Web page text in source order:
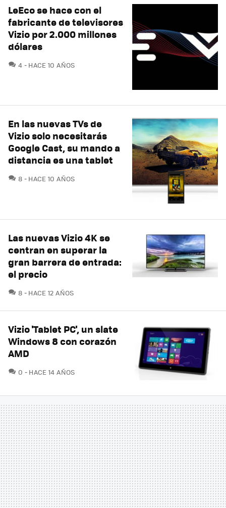
LeEco se hace con el
fabricante de televisores
Vizio por 2.000 millones
dólares
4 COMENTARIOS
HACE 10 AÑOS
En las nuevas TVs de
Vizio solo necesitarás
Google Cast, su mando a
distancia es una tablet
8 COMENTARIOS
HACE 10 AÑOS
Las nuevas Vizio 4K se
centran en superar la
gran barrera de entrada:
el precio
8 COMENTARIOS
HACE 12 AÑOS
Vizio 'Tablet PC', un slate
Windows 8 con corazón
AMD
0 COMENTARIOS
HACE 14 AÑOS